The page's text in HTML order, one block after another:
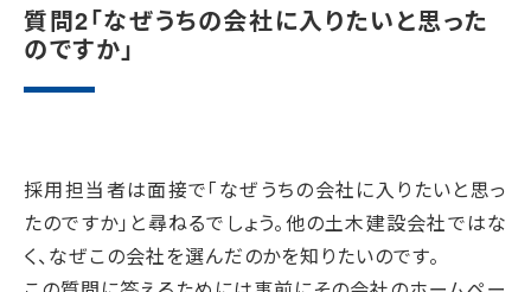
質問2「なぜうちの会社に入りたいと思った
のですか」
採用担当者は面接で「なぜうちの会社に入りたいと思っ
たのですか」と尋ねるでしょう。他の土木建設会社ではな
く、なぜこの会社を選んだのかを知りたいのです。